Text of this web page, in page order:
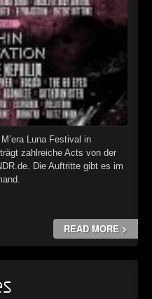
Luna Festival in
zahlreiche Acts von der
Die Auftritte gibt es im
READ MORE >